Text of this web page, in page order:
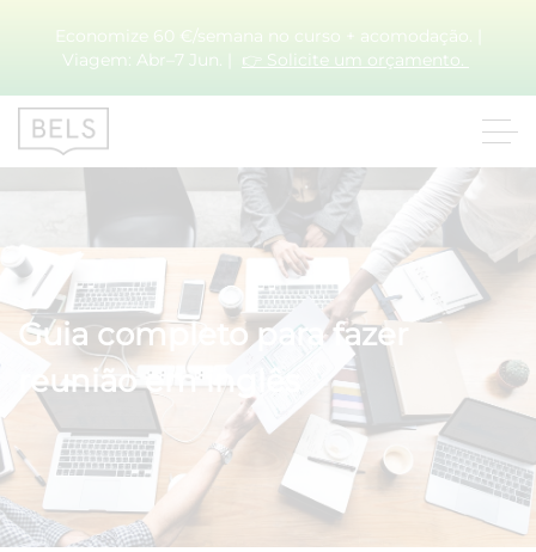
Economize 60 €/semana no curso + acomodação. |
Viagem: Abr–7 Jun. | 👉 Solicite um orçamento.
Guia completo para fazer
reunião em inglês